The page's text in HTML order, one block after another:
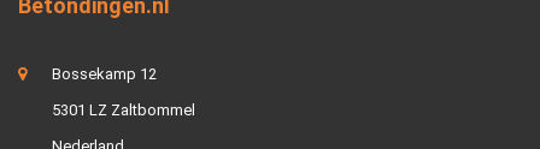
Betondingen.nl
Bossekamp 12
5301 LZ Zaltbommel